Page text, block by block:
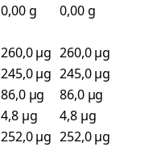
0,00 g
0,00 g
260,0 µg 260,0 µg
245,0 µg 245,0 µg
86,0 µg
86,0 µg
4,8 µg
4,8 µg
252,0 µg 252,0 µg